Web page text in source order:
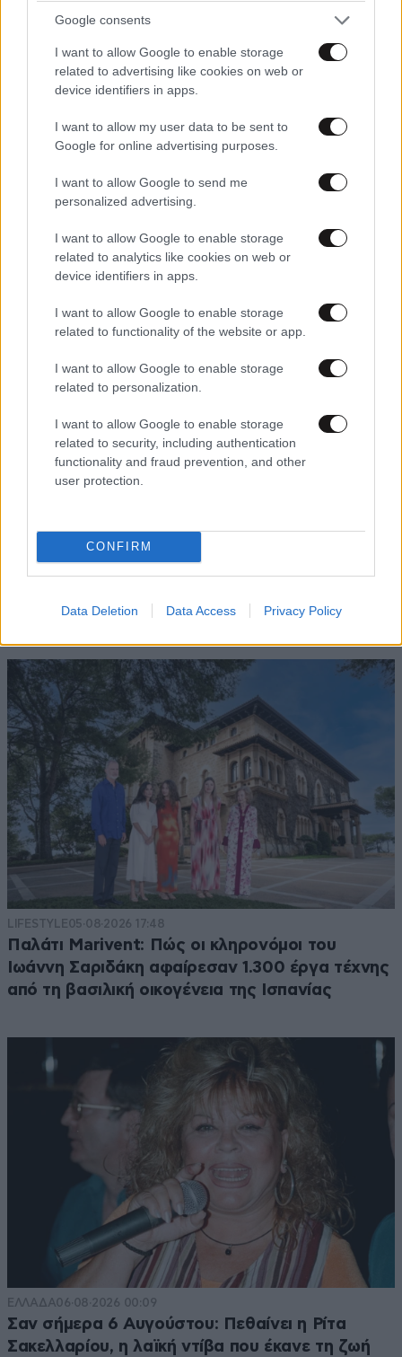
Google consents
I want to allow Google to enable storage
related to advertising like cookies on web or
device identifiers in apps.
I want to allow my user data to be sent to
Google for online advertising purposes.
I want to allow Google to send me
personalized advertising.
I want to allow Google to enable storage
related to analytics like cookies on web or
device identifiers in apps.
I want to allow Google to enable storage
related to functionality of the website or app.
I want to allow Google to enable storage
related to personalization.
I want to allow Google to enable storage
related to security, including authentication
functionality and fraud prevention, and other
user protection.
CONFIRM
Data Deletion Data Access Privacy Policy
LIFESTYLE05·08·2026 17:48
Παλάτι Marivent: Πώς οι κληρονόμοι του
Ιωάννη Σαριδάκη αφαίρεσαν 1.300 έργα τέχνης
από τη βασιλική οικογένεια της Ισπανίας
ΕΛΛΑΔΑ06·08·2026 00:09
Σαν σήμερα 6 Αυγούστου: Πεθαίνει η Ρίτα
Σακελλαρίου, η λαϊκή ντίβα που έκανε τη ζωή